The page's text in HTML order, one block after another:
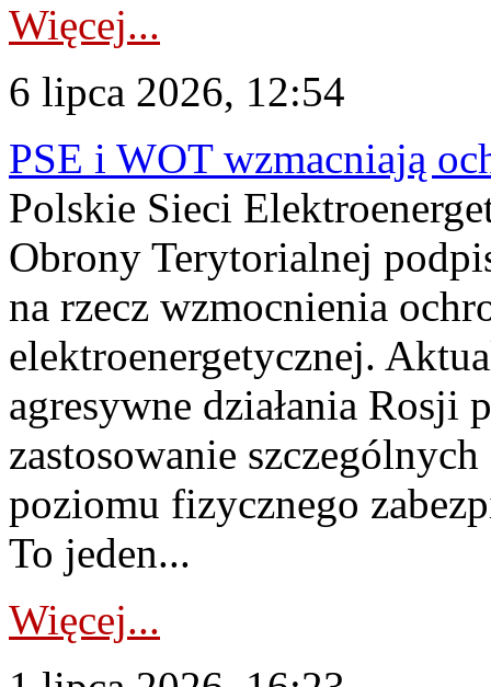
Więcej...
6 lipca 2026, 12:54
PSE i WOT wzmacniają
Polskie Sieci
Obrony Terytorialnej
na rzecz wzmocnienia
elektroenergetycznej.
agresywne działania Rosji
zastosowanie
poziomu fizycznego
To jeden...
Więcej...